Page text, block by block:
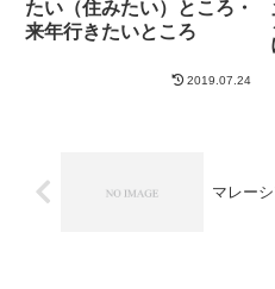
たい（住みたい）ところ・
来年行きたいところ
2019.07.24
マレー